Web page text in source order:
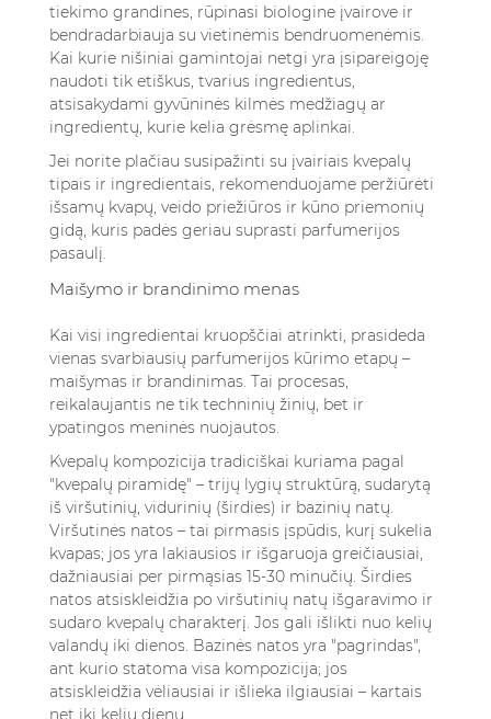
tiekimo grandines, rūpinasi biologine įvairove ir
bendradarbiauja su vietinėmis bendruomenėmis.
Kai kurie nišiniai gamintojai netgi yra įsipareigoję
naudoti tik etiškus, tvarius ingredientus,
atsisakydami gyvūninės kilmės medžiagų ar
ingredientų, kurie kelia grėsmę aplinkai.
Jei norite plačiau susipažinti su įvairiais kvepalų
tipais ir ingredientais, rekomenduojame peržiūrėti
išsamų kvapų, veido priežiūros ir kūno priemonių
gidą, kuris padės geriau suprasti parfumerijos
pasaulį.
Maišymo ir brandinimo menas
Kai visi ingredientai kruopščiai atrinkti, prasideda
vienas svarbiausių parfumerijos kūrimo etapų –
maišymas ir brandinimas. Tai procesas,
reikalaujantis ne tik techninių žinių, bet ir
ypatingos meninės nuojautos.
Kvepalų kompozicija tradiciškai kuriama pagal
"kvepalų piramidę" – trijų lygių struktūrą, sudarytą
iš viršutinių, vidurinių (širdies) ir bazinių natų.
Viršutinės natos – tai pirmasis įspūdis, kurį sukelia
kvapas; jos yra lakiausios ir išgaruoja greičiausiai,
dažniausiai per pirmąsias 15-30 minučių. Širdies
natos atsiskleidžia po viršutinių natų išgaravimo ir
sudaro kvepalų charakterį. Jos gali išlikti nuo kelių
valandų iki dienos. Bazinės natos yra "pagrindas",
ant kurio statoma visa kompozicija; jos
atsiskleidžia vėliausiai ir išlieka ilgiausiai – kartais
net iki kelių dienų.